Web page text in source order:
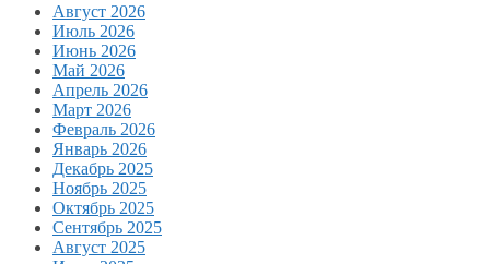
Август 2026
Июль 2026
Июнь 2026
Май 2026
Апрель 2026
Март 2026
Февраль 2026
Январь 2026
Декабрь 2025
Ноябрь 2025
Октябрь 2025
Сентябрь 2025
Август 2025